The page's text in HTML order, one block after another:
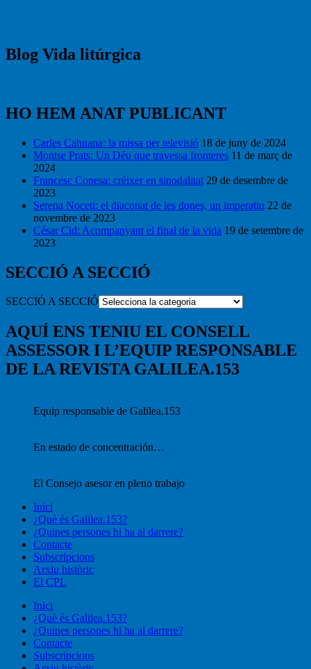
Blog Vida litúrgica
HO HEM ANAT PUBLICANT
Carles Cahuana: la missa per televisió 18 de juny de 2024
Montse Prats: Un Déu que travessa fronteres 11 de març de
2024
Francesc Conesa: créixer en sinodalitat 29 de desembre de
2023
Serena Noceti: el diaconat de les dones, un imperatiu 22 de
novembre de 2023
César Cid: Acompanyant el final de la vida 19 de setembre de
2023
SECCIÓ A SECCIÓ
SECCIÓ A SECCIÓ
AQUÍ ENS TENIU EL CONSELL
ASSESSOR I L’EQUIP RESPONSABLE
DE LA REVISTA GALILEA.153
Equip responsable de Galilea.153
En estado de concentración…
El Consejo asesor en pleno trabajo
Inici
¿Què és Galilea.153?
¿Quines persones hi ha al darrere?
Contacte
Subscripcions
Arxiu històric
El CPL
Inici
¿Què és Galilea.153?
¿Quines persones hi ha al darrere?
Contacte
Subscripcions